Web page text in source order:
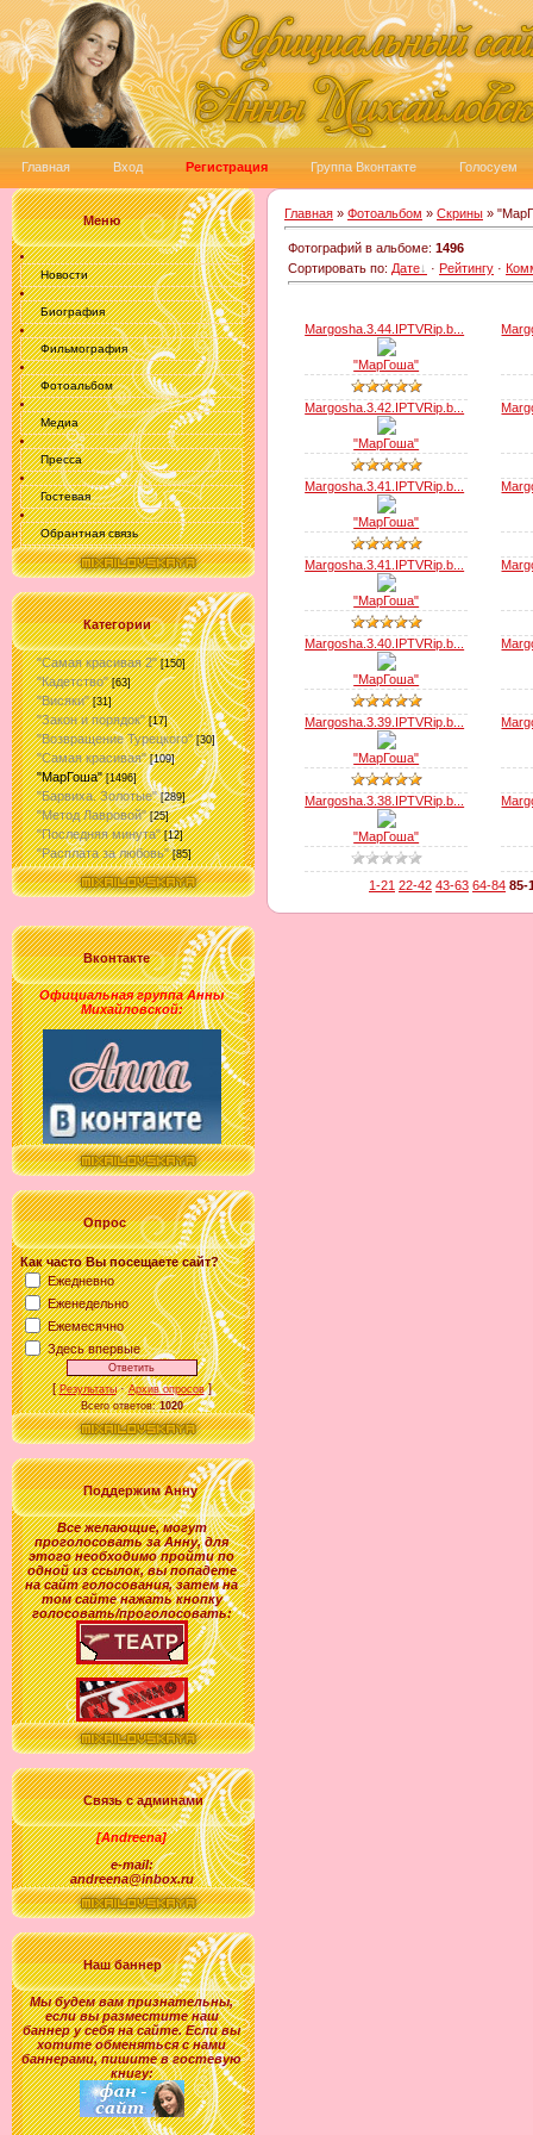
Главная Вход Регистрация Группа Вконтакте Голосуем
Меню
Новости
Биография
Фильмография
Фотоальбом
Медиа
Пресса
Гостевая
Обрантная связь
Категории
"Самая красивая 2" [150]
"Кадетство" [63]
"Висяки" [31]
"Закон и порядок" [17]
"Возвращение Турецкого" [30]
"Самая красивая" [109]
"МарГоша" [1496]
"Барвиха. Золотые" [289]
"Метод Лавровой" [25]
"Последняя минута" [12]
"Расплата за любовь" [85]
Вконтакте
Официальная группа Анны
Михайловской:
Опрос
Как часто Вы посещаете сайт?
Ежедневно
Еженедельно
Ежемесячно
Здесь впервые
[Результаты·Архив опросов]
Всего ответов:1020
Поддержим Анну
Все желающие,могут
проголосовать заАнну, для
этого необходимо пройти по
одной из ссылок, вы попадете
на сайт голосования, затем на
том сайте нажать кнопку
голосовать/проголосовать:
Связь с админами
[Andreena]
e-mail:
andreena@inbox.ru
Наш баннер
Мы будем вам признательны,
если вы разместите наш
баннер у себя на сайте. Если вы
хотите обменяться с нами
баннерами, пишите в гостевую
книгу:
Главная » Фотоальбом » Скрины »
Фотографий в альбоме: 1496
Сортировать по: Дате · Рейтингу ·
Margosha.3.44.IPTVRip.b...
"МарГоша"
Margosha.3.42.IPTVRip.b...
"МарГоша"
Margosha.3.41.IPTVRip.b...
"МарГоша"
Margosha.3.41.IPTVRip.b...
"МарГоша"
Margosha.3.40.IPTVRip.b...
"МарГоша"
Margosha.3.39.IPTVRip.b...
"МарГоша"
Margosha.3.38.IPTVRip.b...
"МарГоша"
1-21 22-42 43-63 64-84 85-